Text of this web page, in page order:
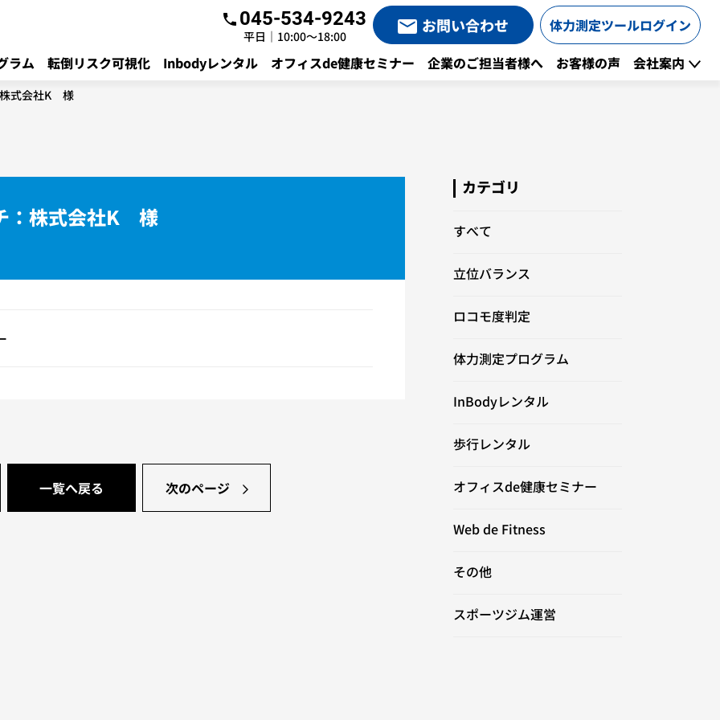
045-534-9243
平日｜10:00～18:00
お問い合わせ
体力測定ツールログイン
ラム
転倒リスク可視化 Inbodyレンタル オフィスde健康セミナー 企業のご担当者様へ お客様の声 会社案内
株式会社K 様
：株式会社K 様
一覧へ戻る 次のページ
カテゴリ
すべて
立位バランス
ロコモ度判定
体力測定プログラム
InBodyレンタル
歩行レンタル
オフィスde健康セミナー
Web de Fitness
その他
スポーツジム運営